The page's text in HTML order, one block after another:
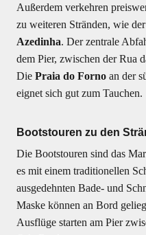
Außerdem verkehren
zu weiteren Stränden, wie der
Azedinha. Der zentrale
dem Pier, zwischen der Rua
Die Praia do Fornoan der
eignet sich gut zum Tauchen.
Bootstouren zu den
Die Bootstouren sind das
es mit einem traditionellen
ausgedehnten Bade- und
Maske können an Bord
Ausflüge starten am Pier